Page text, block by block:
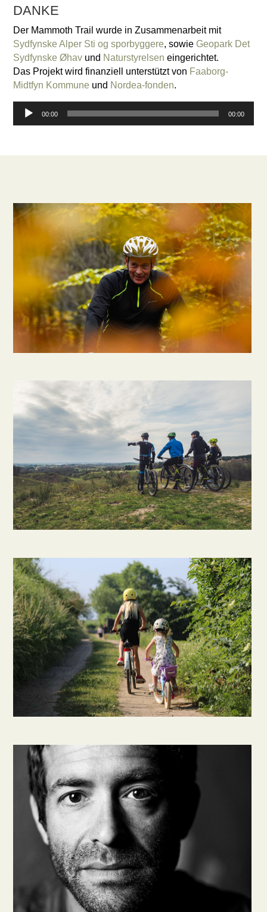
DANKE
Der Mammoth Trail wurde in Zusammenarbeit mit
Sydfynske Alper Sti og sporbyggere, sowie Geopark Det
Sydfynske Øhav und Naturstyrelsen eingerichtet.
Das Projekt wird finanziell unterstützt von Faaborg-
Midtfyn Kommune und Nordea-fonden.
Audio-
00:00 00:00